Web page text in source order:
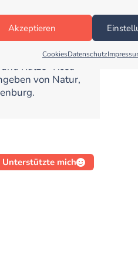
Akzeptieren
CookiesDatenschutz
Erzieherin in
Leiterin.
an der
mit
Katze "Rosa"
von Natur,
Unterstützte mich